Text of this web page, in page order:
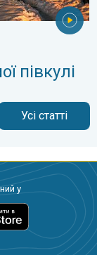
півкулі
Усі статті
у